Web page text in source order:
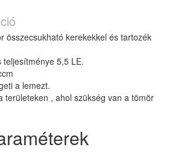
összecsukható kerekekkel és tartozék
5,5 LE.
a lemezt.
területeken , ahol szükség van a tömör